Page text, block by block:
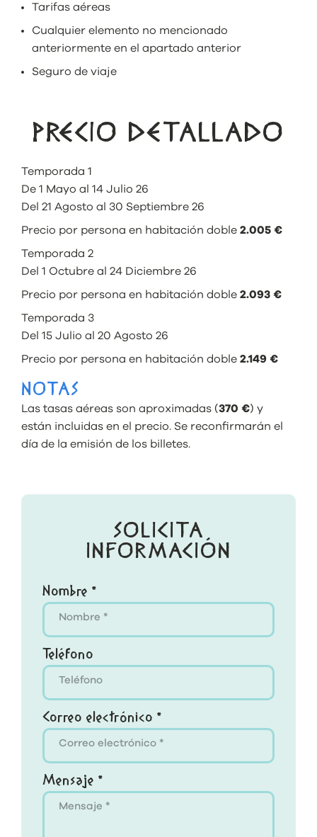
Tarifas aéreas
Cualquier elemento no mencionado
anteriormente en el apartado anterior
Seguro de viaje
PRECIO DETALLADO
Temporada 1
De 1 Mayo al 14 Julio 26
Del 21 Agosto al 30 Septiembre 26
Precio por persona en habitación doble 2.005 €
Temporada 2
Del 1 Octubre al 24 Diciembre 26
Precio por persona en habitación doble 2.093 €
Temporada 3
Del 15 Julio al 20 Agosto 26
Precio por persona en habitación doble 2.149 €
NOTAS
Las tasas aéreas son aproximadas (370 €) y
están incluidas en el precio. Se reconfirmarán el
día de la emisión de los billetes.
SOLICITA
INFORMACIÓN
Nombre *
Teléfono
Correo electrónico *
Mensaje *